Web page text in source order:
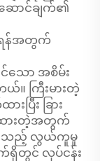
ောင်ချက်၏
းရန်အတွက်
သော အစိမ်း
။ ကြီးမားတဲ့
ြီး ခြား
ထားတဲ့အတွက်
င်သည့် လွယ်ကူမှု
ရှိတွင် လုပ်ငန်း